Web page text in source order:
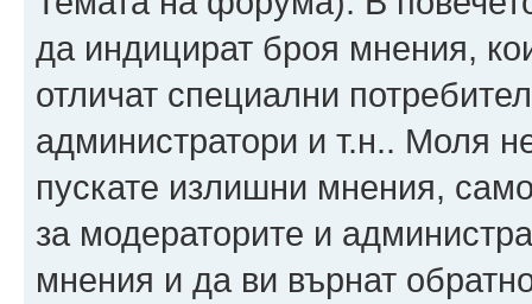
да индицират броя мнения,
отличат специални
администратори и т.н.. Моля
пускате излишни мнения,
за модераторите и
мнения и да ви върнат